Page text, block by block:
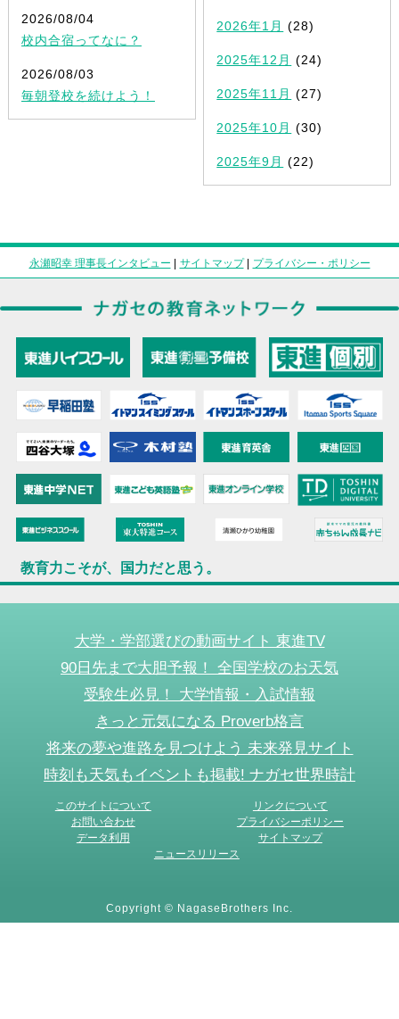
2026/08/04
校内合宿ってなに？
2026/08/03
毎朝登校を続けよう！
2026年1月 (28)
2025年12月 (24)
2025年11月 (27)
2025年10月 (30)
2025年9月 (22)
永瀬昭幸 理事長インタビュー | サイトマップ| プライバシー・ポリシー
教育力こそが、国力だと思う。
大学・学部選びの動画サイト 東進TV
90日先まで大胆予報！ 全国学校のお天気
受験生必見！ 大学情報・入試情報
きっと元気になる Proverb格言
将来の夢や進路を見つけよう 未来発見サイト
時刻も天気もイベントも掲載! ナガセ世界時計
このサイトについて
リンクについて
お問い合わせ
プライバシーポリシー
データ利用
サイトマップ
ニュースリリース
Copyright © NagaseBrothers Inc.